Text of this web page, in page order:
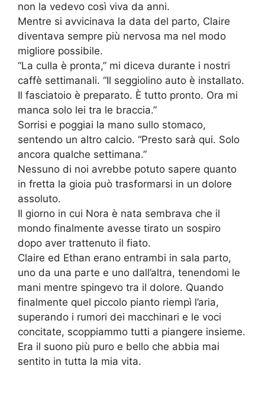
non la vedevo così viva da anni.
Mentre si avvicinava la data del parto, Claire
diventava sempre più nervosa ma nel modo
migliore possibile.
“La culla è pronta,” mi diceva durante i nostri
caffè settimanali. “Il seggiolino auto è installato.
Il fasciatoio è preparato. È tutto pronto. Ora mi
manca solo lei tra le braccia.”
Sorrisi e poggiai la mano sullo stomaco,
sentendo un altro calcio. “Presto sarà qui. Solo
ancora qualche settimana.”
Nessuno di noi avrebbe potuto sapere quanto
in fretta la gioia può trasformarsi in un dolore
assoluto.
Il giorno in cui Nora è nata sembrava che il
mondo finalmente avesse tirato un sospiro
dopo aver trattenuto il fiato.
Claire ed Ethan erano entrambi in sala parto,
uno da una parte e uno dall’altra, tenendomi le
mani mentre spingevo tra il dolore. Quando
finalmente quel piccolo pianto riempì l’aria,
superando i rumori dei macchinari e le voci
concitate, scoppiammo tutti a piangere insieme.
Era il suono più puro e bello che abbia mai
sentito in tutta la mia vita.